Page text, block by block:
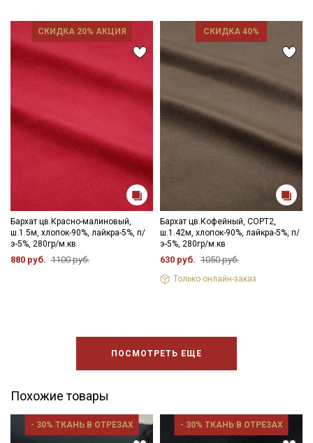
СКИДКА 20% АКЦИЯ
Бархат цв.Красно-малиновый,
ш.1.5м, хлопок-90%, лайкра-5%, п/
э-5%, 280гр/м.кв
880 руб. 1100 руб.
СКИДКА 40%
Бархат цв.Кофейный, СОРТ2,
ш.1.42м, хлопок-90%, лайкра-5%, п/
э-5%, 280гр/м.кв
630 руб. 1050 руб.
Только онлайн-заказ
ПОСМОТРЕТЬ ЕЩЕ
Похожие товары
- 30% ТКАНЬ В ОТРЕЗАХ - 30% ТКАНЬ В ОТРЕЗАХ
Подписаться
Ознакомлен(а) с
Политикой обработки персональных
и даюСогласие на обработку персональных
Согласие на получение рекламных и
информационных рассылок